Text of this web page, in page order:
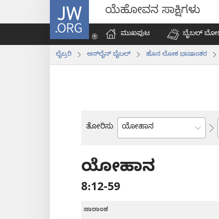
JW.ORG ಯೆಹೋವನ ಸಾಕ್ಷಿಗಳು
ಮುಖಪುಟ
ಬೈಬಲ್‌
ಲೈಬ್ರರಿ ಆನ್‌ಲೈನ್‌ ಬೈಬಲ್‌ ಹೊಸ ಲೋಕ ಭಾಷಾಂತರ
ತೋರಿಸು
ಬೈಬಲ್
ಯೋಹಾನ
8:12-59
ಸಾರಾಂಶ